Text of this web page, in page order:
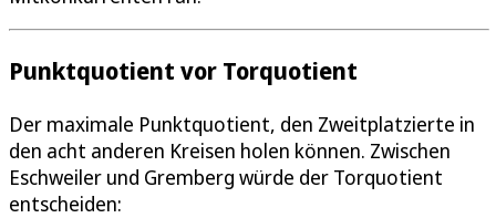
Punktquotient vor Torquotient
Der maximale Punktquotient, den Zweitplatzierte in
den acht anderen Kreisen holen können. Zwischen
Eschweiler und Gremberg würde der Torquotient
entscheiden: